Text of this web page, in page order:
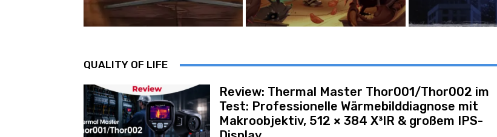
QUALITY OF LIFE
Review: Thermal Master Thor001/Thor002 im
Test: Professionelle Wärmebilddiagnose mit
Makroobjektiv, 512 × 384 X³IR & großem IPS-